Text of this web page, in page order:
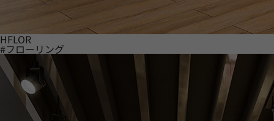
HFLOR
#フローリング